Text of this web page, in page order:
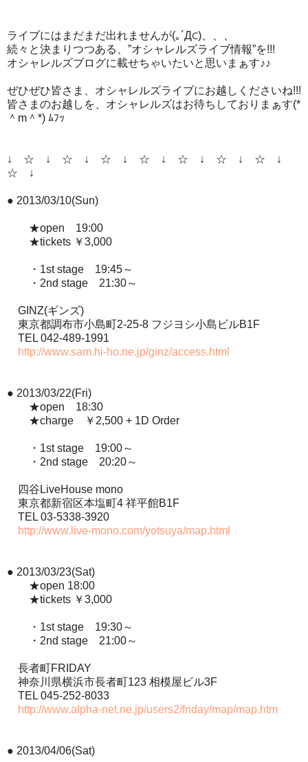
ライブにはまだまだ出れませんが(｡´Д⊂)、、、
続々と決まりつつある、”オシャレルズライブ情報”を!!!
オシャレルズブログに載せちゃいたいと思いまぁす♪♪
ぜひぜひ皆さま、オシャレルズライブにお越しくださいね!!!
皆さまのお越しを、オシャレルズはお待ちしておりまぁす(*
＾m＾*) ﾑﾌｯ
↓ ☆ ↓ ☆ ↓ ☆ ↓ ☆ ↓ ☆ ↓ ☆ ↓ ☆ ↓
☆ ↓
● 2013/03/10(Sun)
★open 19:00
★tickets ￥3,000
・1st stage 19:45～
・2nd stage 21:30～
GINZ(ギンズ)
東京都調布市小島町2-25-8 フジヨシ小島ビルB1F
TEL 042-489-1991
http://www.sam.hi-ho.ne.jp/ginz/access.html
● 2013/03/22(Fri)
★open 18:30
★charge ￥2,500 + 1D Order
・1st stage 19:00～
・2nd stage 20:20～
四谷LiveHouse mono
東京都新宿区本塩町4 祥平館B1F
TEL 03-5338-3920
http://www.live-mono.com/yotsuya/map.html
● 2013/03/23(Sat)
★open 18:00
★tickets ￥3,000
・1st stage 19:30～
・2nd stage 21:00～
長者町FRIDAY
神奈川県横浜市長者町123 相模屋ビル3F
TEL 045-252-8033
http://www.alpha-net.ne.jp/users2/friday/map/map.htm
● 2013/04/06(Sat)